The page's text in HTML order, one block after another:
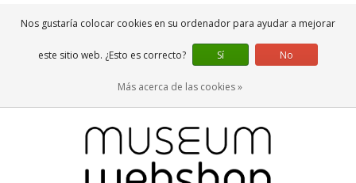
Nos gustaría colocar cookies en su ordenador para ayudar a mejorar
este sitio web. ¿Esto es correcto? Sí No
Más acerca de las cookies »